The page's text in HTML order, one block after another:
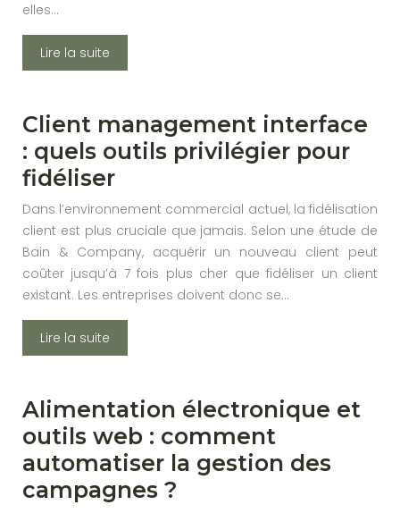
elles…
Lire la suite
Client management interface
: quels outils privilégier pour
fidéliser
Dans l’environnement commercial actuel, la fidélisation
client est plus cruciale que jamais. Selon une étude de
Bain & Company, acquérir un nouveau client peut
coûter jusqu’à 7 fois plus cher que fidéliser un client
existant. Les entreprises doivent donc se…
Lire la suite
Alimentation électronique et
outils web : comment
automatiser la gestion des
campagnes ?